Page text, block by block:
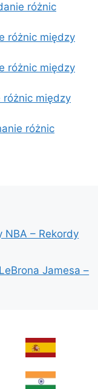
różnic
różnic między
różnic między
różnic między
różnic
NBA – Rekordy
Jamesa –